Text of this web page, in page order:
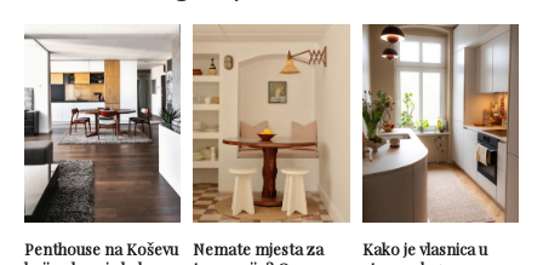
Penthouse na Koševu
Nemate mjesta za
Kako je vlasnica u